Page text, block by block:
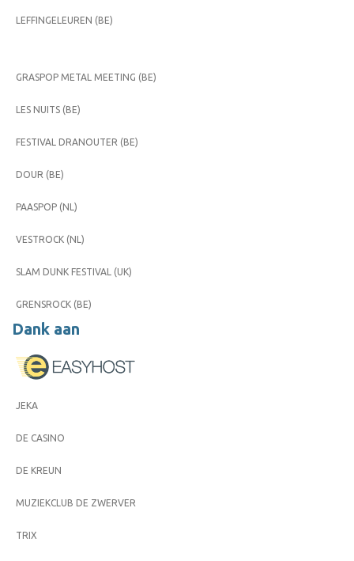
LEFFINGELEUREN (BE)
GRASPOP METAL MEETING (BE)
LES NUITS (BE)
FESTIVAL DRANOUTER (BE)
DOUR (BE)
PAASPOP (NL)
VESTROCK (NL)
SLAM DUNK FESTIVAL (UK)
GRENSROCK (BE)
Dank aan
JEKA
DE CASINO
DE KREUN
MUZIEKCLUB DE ZWERVER
TRIX